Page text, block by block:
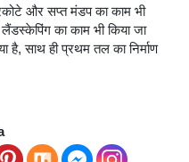
और सप्त मंडप का काम भी
का काम भी किया जा
है, साथ ही प्रथम तल का निर्माण